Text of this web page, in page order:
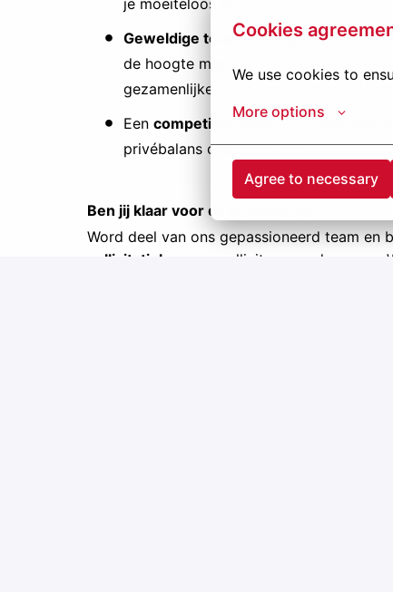
Cookies
We use cookies to
More options
Agree to necessary
je moeiteloos kunt integreren in ons
Geweldige teambuilding- en
de hoogte met onze sportkalender en
gezamenlijke inzet van het
Een competitief salarismet
privébalans ondersteunen.
Ben jij klaar voor deze uitdaging?
Word deel van ons gepassioneerd team
sollicitatieknop
en solliciteer vandaag nog.